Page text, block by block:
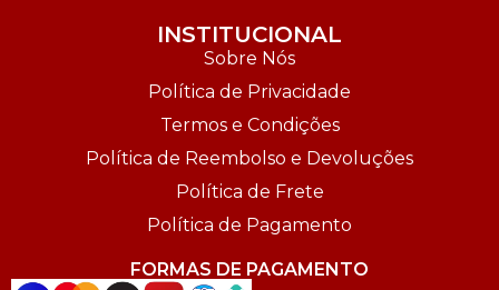
INSTITUCIONAL
Sobre Nós
Política de Privacidade
Termos e Condições
Política de Reembolso e Devoluções
Política de Frete
Política de Pagamento
FORMAS DE PAGAMENTO